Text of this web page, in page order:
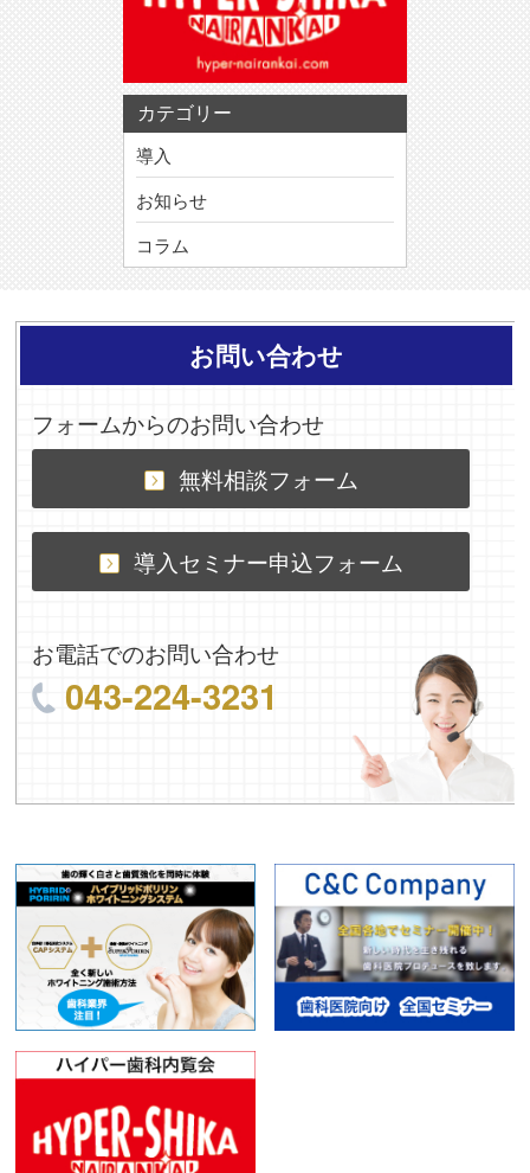
カテゴリー
導入
お知らせ
コラム
お問い合わせ
フォームからのお問い合わせ
無料相談フォーム
導入セミナー申込フォーム
お電話でのお問い合わせ
043-224-3231